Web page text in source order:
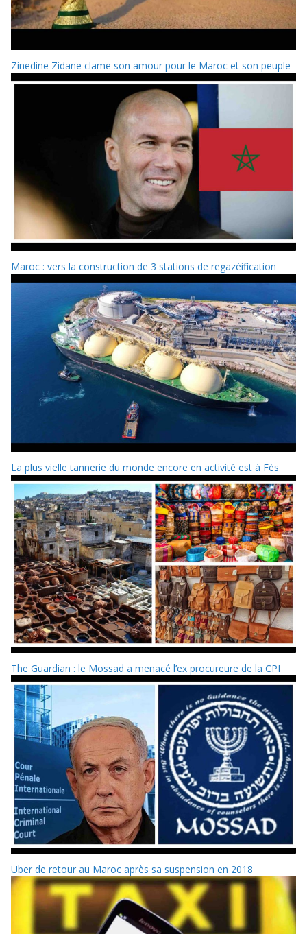
Zinedine Zidane clame son amour pour le Maroc et son peuple
Maroc : vers la construction de 3 stations de regazéification
La plus vielle tannerie du monde encore en activité est à Fès
The Guardian : le Mossad a menacé l’ex procureure de la CPI
Uber de retour au Maroc après sa suspension en 2018